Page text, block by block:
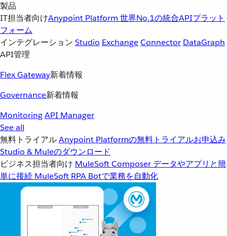
製品
IT担当者向けAnypoint Platform 世界No.1の統合APIプラット
フォーム
インテグレーション Studio ExchangeConnector DataGraph
API管理
Flex Gateway新着情報
Governance新着情報
MonitoringAPI Manager
See all
無料トライアルAnypoint Platformの無料トライアルお申込み
Studio & Muleのダウンロード
ビジネス担当者向け MuleSoft Composer データやアプリと簡
単に接続 MuleSoft RPA Botで業務を自動化